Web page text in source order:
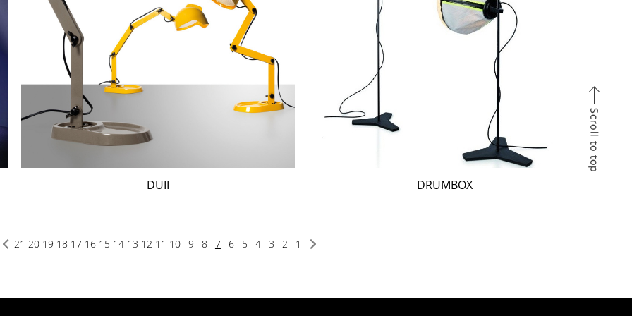
DRUMBOX
DUII
1
2
3
4
5
6
7
8
9
10
11
12
13
14
15
16
17
18
19
20
21